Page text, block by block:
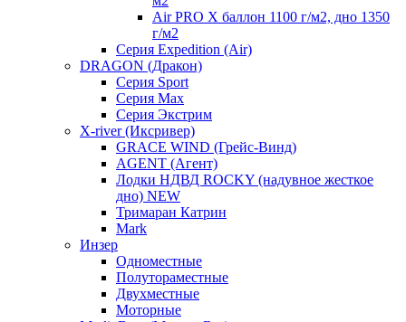
Air PRO X баллон 1100 г/м2, дно 1350
г/м2
Серия Expedition (Air)
DRAGON (Дракон)
Серия Sport
Серия Max
Серия Экстрим
X-river (Иксривер)
GRACE WIND (Грейс-Винд)
AGENT (Агент)
Лодки НДВД ROCKY (надувное жесткое
дно) NEW
Тримаран Катрин
Mark
Инзер
Одноместные
Полутораместные
Двухместные
Моторные